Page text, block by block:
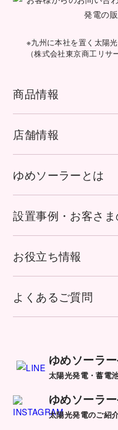
※九州に本社を置く太陽
（株式会社東京商工リサ
ゆめソーラ
太陽光発電・蓄電
ゆめソーラ
太陽光発電のご紹
商品情報
店舗情報
ゆめソーラーとは
設置事例・お客さ
お役立ち情報
よくあるご質問